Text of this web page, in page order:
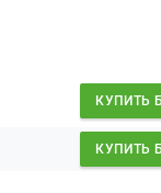
КУПИТЬ
КУПИТЬ